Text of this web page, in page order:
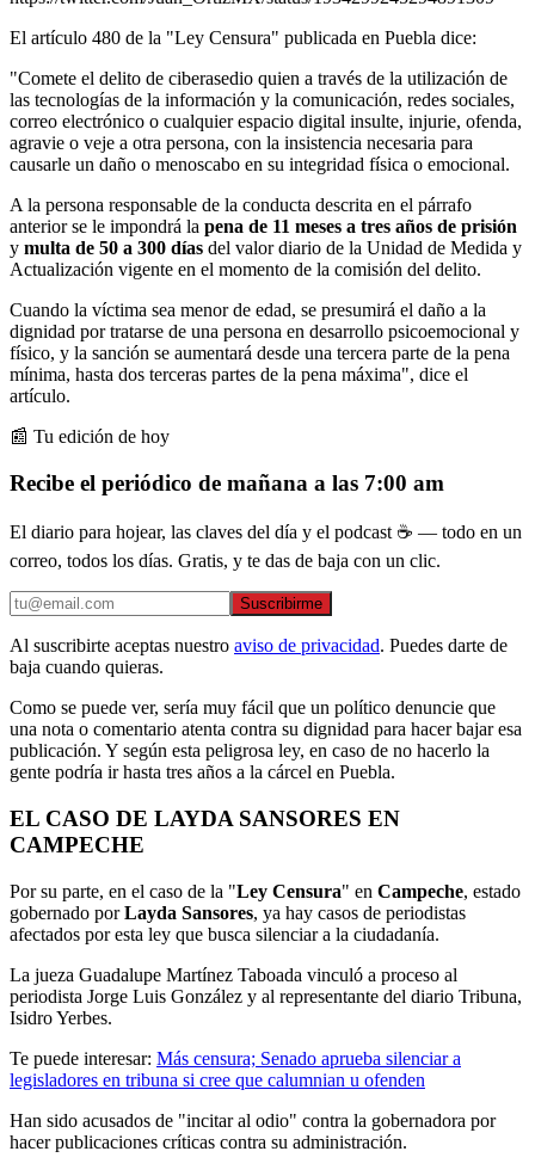
El artículo 480 de la "Ley Censura" publicada en Puebla dice:
"Comete el delito de ciberasedio quien a través de la utilización de
las tecnologías de la información y la comunicación, redes sociales,
correo electrónico o cualquier espacio digital insulte, injurie, ofenda,
agravie o veje a otra persona, con la insistencia necesaria para
causarle un daño o menoscabo en su integridad física o emocional.
A la persona responsable de la conducta descrita en el párrafo
anterior se le impondrá la pena de 11 meses a tres años de prisión
y multa de 50 a 300 días del valor diario de la Unidad de Medida y
Actualización vigente en el momento de la comisión del delito.
Cuando la víctima sea menor de edad, se presumirá el daño a la
dignidad por tratarse de una persona en desarrollo psicoemocional y
físico, y la sanción se aumentará desde una tercera parte de la pena
mínima, hasta dos terceras partes de la pena máxima", dice el
artículo.
📰 Tu edición de hoy
Recibe el periódico de mañana a las 7:00 am
El diario para hojear, las claves del día y el podcast ☕ — todo en un
correo, todos los días. Gratis, y te das de baja con un clic.
Suscribirme
Al suscribirte aceptas nuestro aviso de privacidad. Puedes darte de
baja cuando quieras.
Como se puede ver, sería muy fácil que un político denuncie que
una nota o comentario atenta contra su dignidad para hacer bajar esa
publicación. Y según esta peligrosa ley, en caso de no hacerlo la
gente podría ir hasta tres años a la cárcel en Puebla.
EL CASO DE LAYDA SANSORES EN
CAMPECHE
Por su parte, en el caso de la "Ley Censura" en Campeche, estado
gobernado porLayda Sansores, ya hay casos de periodistas
afectados por esta ley que busca silenciar a la ciudadanía.
La jueza Guadalupe Martínez Taboada vinculó a proceso al
periodista Jorge Luis González y al representante del diario Tribuna,
Isidro Yerbes.
Te puede interesar: Más censura; Senado aprueba silenciar a
legisladores en tribuna si cree que calumnian u ofenden
Han sido acusados de "incitar al odio" contra la gobernadora por
hacer publicaciones críticas contra su administración.